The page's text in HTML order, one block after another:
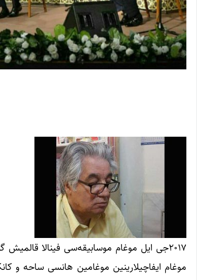
۲۰۱۷جی ایل موغام موسابیقه‌سی فینالا
موغام ایفاچیلارینین موغامین هانسی ساحه و